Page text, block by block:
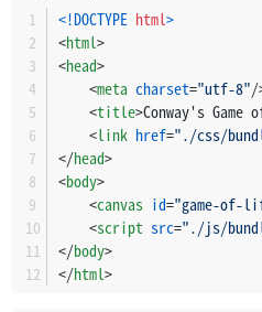
                ctx.
                ctx.
            }
        }
    };
const renderLoop = ()
        universe.
tick();
<!DOCTYPE html>
<html>
<head>
<meta charset="utf-8"/
<title>Conway's Game
<link href="./css/
</head>
<body>
<canvas id="game-of-
<script src="./js/
</body>
</html>